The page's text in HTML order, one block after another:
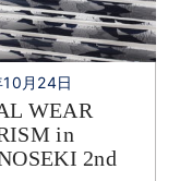
月24日
WEAR
in
2nd